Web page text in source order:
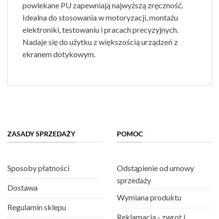
powlekane PU zapewniają najwyższą zręczność.
Idealna do stosowania w motoryzacji, montażu
elektroniki, testowaniu i pracach precyzyjnych.
Nadaje się do użytku z większością urządzeń z
ekranem dotykowym.
ZASADY SPRZEDAŻY
Sposoby płatności
Dostawa
Regulamin sklepu
POMOC
Odstąpienie od umowy
sprzedaży
Wymiana produktu
Reklamacja - zwrot i